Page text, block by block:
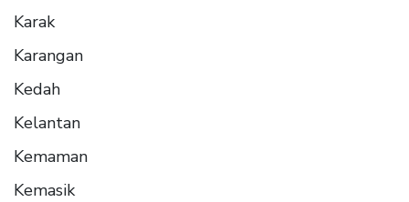
Karak
Karangan
Kedah
Kelantan
Kemaman
Kemasik